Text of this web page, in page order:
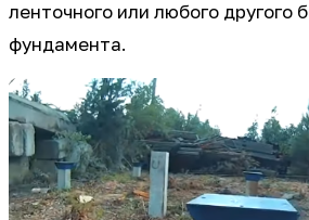
ленточного или любого другого
фундамента.